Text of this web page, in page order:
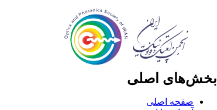
بخش‌های اصلی
صفحه اصلی